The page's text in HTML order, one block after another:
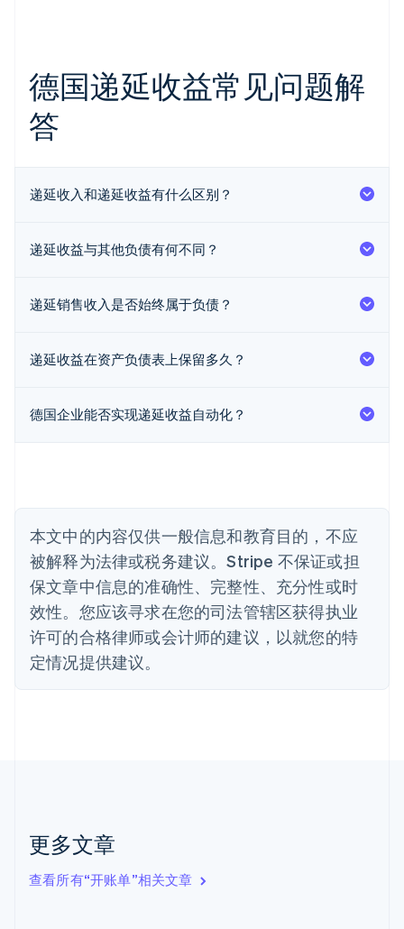
德国递延收益常见问题解
答
递延收入和递延收益有什么区别？
递延收益与其他负债有何不同？
递延销售收入是否始终属于负债？
递延收益在资产负债表上保留多久？
德国企业能否实现递延收益自动化？
本文中的内容仅供一般信息和教育目的，不应
被解释为法律或税务建议。Stripe 不保证或担
保文章中信息的准确性、完整性、充分性或时
效性。您应该寻求在您的司法管辖区获得执业
许可的合格律师或会计师的建议，以就您的特
定情况提供建议。
更多文章
查看所有“开账单”相关文章
阿联酋
English
奥地利
English
比利时
波兰
English
丹麦
English
德国
Deutsch English
法国
FrançaisEnglish
芬兰
克罗地亚
EnglishItaliano
拉脱维亚
English